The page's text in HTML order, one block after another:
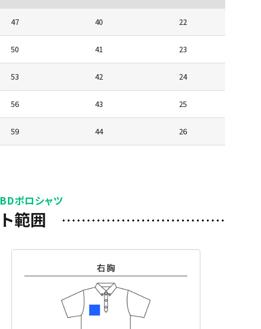
47 40 22
50 41 23
53 42 24
56 43 25
59 44 26
ポロシャツ
範囲